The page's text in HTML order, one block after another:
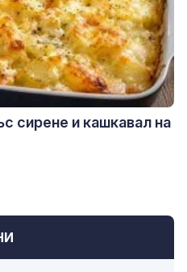
сирене и кашкавал на